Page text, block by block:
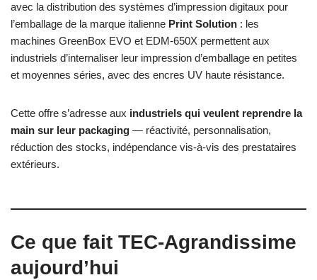
avec la distribution des systèmes d’impression digitaux pour
l’emballage de la marque italienne Print Solution : les
machines GreenBox EVO et EDM-650X permettent aux
industriels d’internaliser leur impression d’emballage en petites
et moyennes séries, avec des encres UV haute résistance.
Cette offre s’adresse aux industriels qui veulent reprendre la
main sur leur packaging — réactivité, personnalisation,
réduction des stocks, indépendance vis-à-vis des prestataires
extérieurs.
Ce que fait TEC-Agrandissime
aujourd’hui